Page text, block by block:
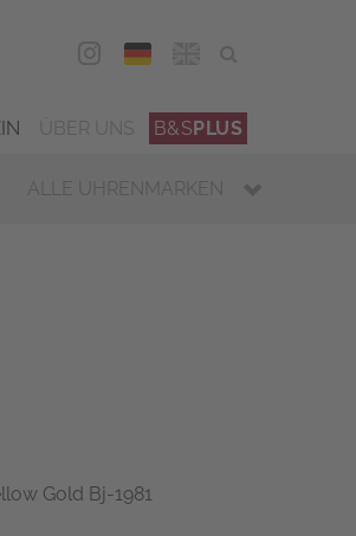
DEU
B&SPLUS
ALLE UHRENMARKEN
Gold Bj-1981